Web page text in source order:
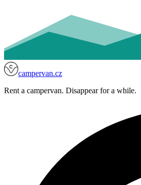
campervan.cz
Rent a campervan. Disappear for a while.